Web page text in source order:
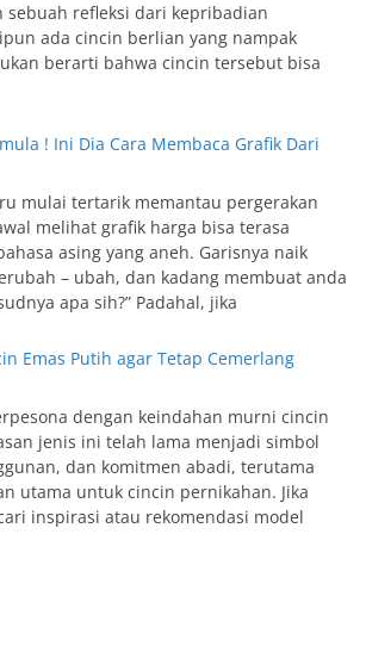
sebuah refleksi dari kepribadian
ada cincin berlian yang nampak
berarti bahwa cincin tersebut bisa
! Ini Dia Cara Membaca Grafik Dari
mulai tertarik memantau pergerakan
melihat grafik harga bisa terasa
asing yang aneh. Garisnya naik
– ubah, dan kadang membuat anda
apa sih?” Padahal, jika
Emas Putih agar Tetap Cemerlang
dengan keindahan murni cincin
jenis ini telah lama menjadi simbol
dan komitmen abadi, terutama
utama untuk cincin pernikahan. Jika
inspirasi atau rekomendasi model